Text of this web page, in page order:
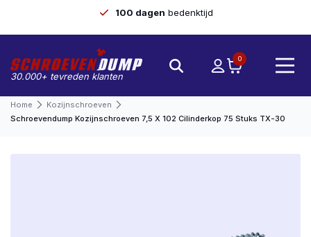
100 dagen bedenktijd
30.000+ tevreden klanten
0
Home
Kozijnschroeven
Schroevendump Kozijnschroeven 7,5 X 102 Cilinderkop 75 Stuks TX-30